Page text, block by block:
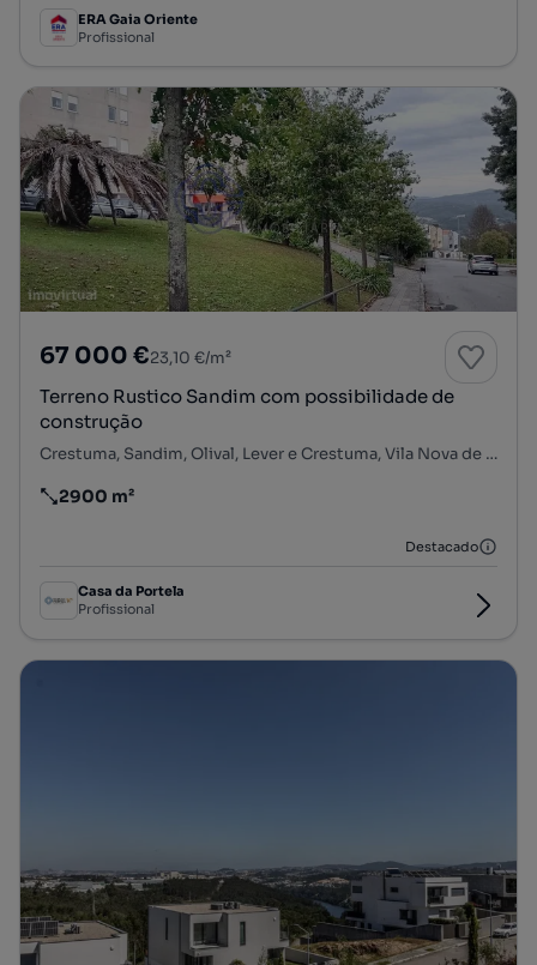
ERA Gaia Oriente
Profissional
67 000 €23,10 €/m²
Terreno Rustico Sandim com possibilidade de
construção
Crestuma, Sandim, Olival, Lever e Crestuma, Vila Nova de Gaia, Porto
Preço por metro quadrado
2900 m²
Destacado
Casa da Portela
Profissional